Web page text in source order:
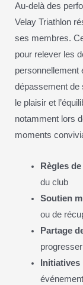
Au-delà des
Velay Triathlon
ses membres.
pour relever les
personnellement
dépassement de
le plaisir et
notamment lors
moments
Règles
du club
Soutien
ou de
Partage
Initiatives